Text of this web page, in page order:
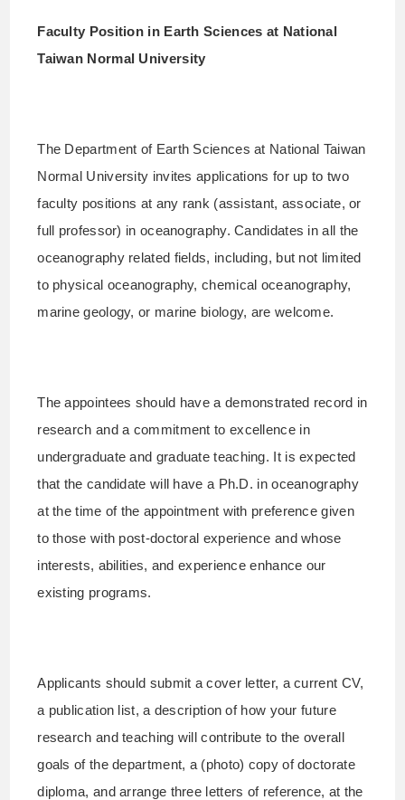
Faculty Position in Earth Sciences at National
Taiwan Normal University
The Department of Earth Sciences at National Taiwan
Normal University invites applications for up to two
faculty positions at any rank (assistant, associate, or
full professor) in oceanography. Candidates in all the
oceanography related fields, including, but not limited
to physical oceanography, chemical oceanography,
marine geology, or marine biology, are welcome.
The appointees should have a demonstrated record in
research and a commitment to excellence in
undergraduate and graduate teaching. It is expected
that the candidate will have a Ph.D. in oceanography
at the time of the appointment with preference given
to those with post-doctoral experience and whose
interests, abilities, and experience enhance our
existing programs.
Applicants should submit a cover letter, a current CV,
a publication list, a description of how your future
research and teaching will contribute to the overall
goals of the department, a (photo) copy of doctorate
diploma, and arrange three letters of reference, at the